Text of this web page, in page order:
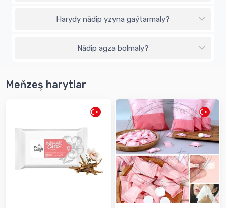
Harydy nädip yzyna gaýtarmaly?
Nädip agza bolmaly?
Meňzeş harytlar